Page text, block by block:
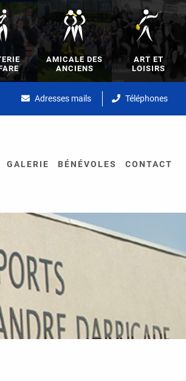
AMICALE DES
ANCIENS
ART ET
LOISIRS
Adresses mails Téléphones
GALERIE BÉNÉVOLES CONTACT